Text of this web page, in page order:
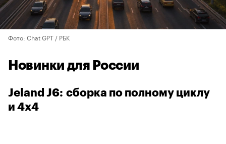
Фото: Chat GPT / РБК
Новинки для России
Jeland J6: сборка по полному циклу
и 4х4